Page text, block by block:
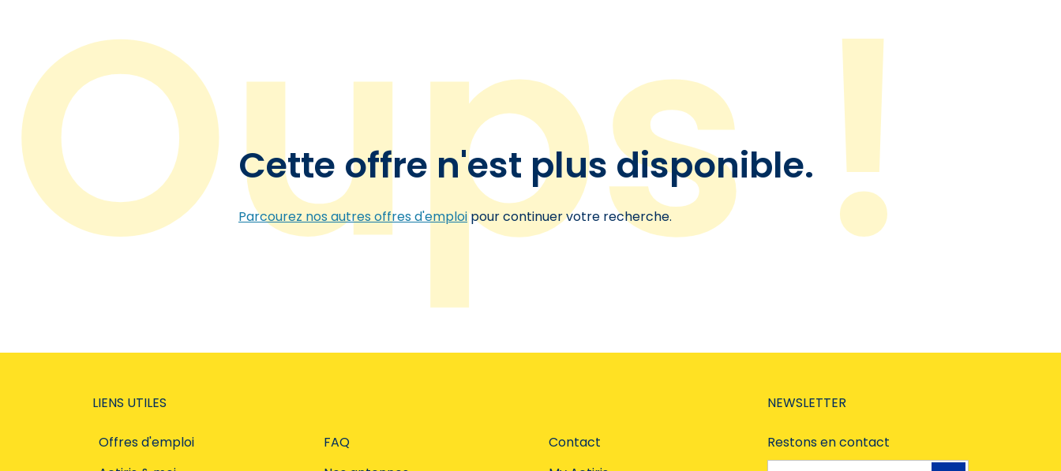
Cette offre n'est plus disponible.
Parcourez nos autres offres d'emploipour continuer votre recherche.
LIENS UTILES
Offres d'emploi
FAQ
Contact
NEWSLETTER
Restons en contact